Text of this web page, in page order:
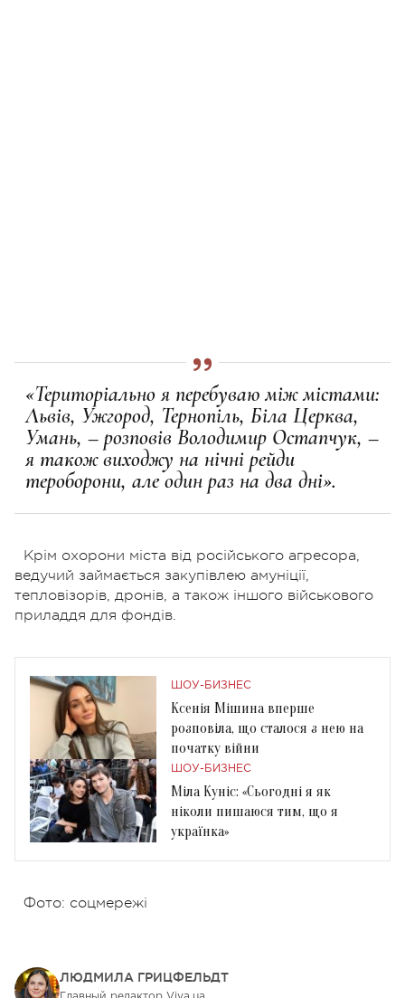
«Територіально я перебуваю між містами:
Львів, Ужгород, Тернопіль, Біла Церква,
Умань, – розповів Володимир Остапчук, –
я також виходжу на нічні рейди
тероборони, але один раз на два дні».
Крім охорони міста від російського агресора,
ведучий займається закупівлею амуніції,
тепловізорів, дронів, а також іншого військового
приладдя для фондів.
ШОУ-БИЗНЕС
Ксенія Мішина вперше
розповіла, що сталося з нею на
початку війни
ШОУ-БИЗНЕС
Міла Куніс: «Сьогодні я як
ніколи пишаюся тим, що я
українка»
Фото: соцмережі
ЛЮДМИЛА ГРИЦФЕЛЬДТ